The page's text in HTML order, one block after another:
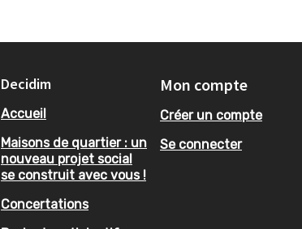
Decidim
Accueil
Maisons de quartier : un
nouveau projet social
se construit avec vous !
Concertations
Mon compte
Créer un compte
Se connecter